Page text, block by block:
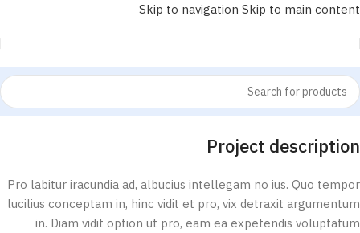
Skip to navigation Skip to main content
Project description
Pro labitur iracundia ad, albucius intellegam no ius. Quo tempor
lucilius conceptam in, hinc vidit et pro, vix detraxit argumentum
in. Diam vidit option ut pro, eam ea expetendis voluptatum